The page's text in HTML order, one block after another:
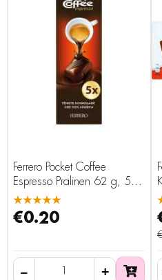
Ferrero Pocket Coffee
Espresso Pralinen 62 g, 5
Stück
★★★★★
€0.20